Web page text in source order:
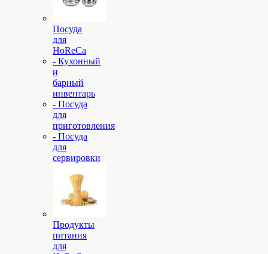
Посуда
для
HoReCa
- Кухонный
и
барный
инвентарь
- Посуда
для
приготовления
- Посуда
для
сервировки
Продукты
питания
для